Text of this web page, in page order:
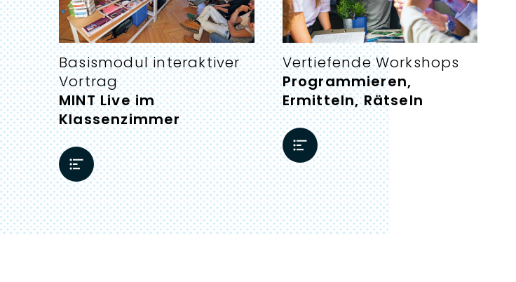
Basismodul interaktiver
Vortrag:
MINT Live im
Klassenzimmer
Vertiefende Workshops
Programmieren,
Ermitteln, Rätseln